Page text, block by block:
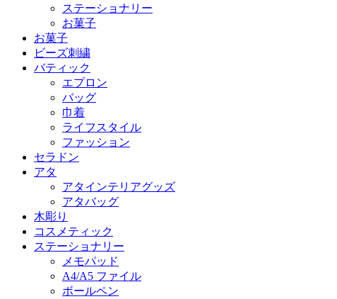
ステーショナリー
お菓子
お菓子
ビーズ刺繍
バティック
エプロン
バッグ
巾着
ライフスタイル
ファッション
セラドン
アタ
アタインテリアグッズ
アタバッグ
木彫り
コスメティック
ステーショナリー
メモパッド
A4/A5 ファイル
ボールペン